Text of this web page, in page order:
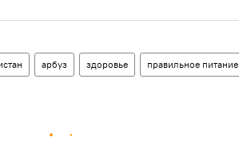
арбуз здоровье правильное питание